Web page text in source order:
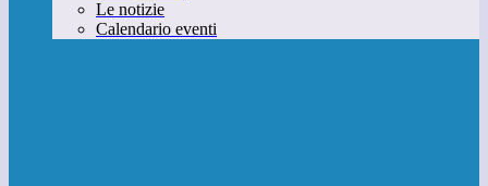
Le notizie
Calendario eventi